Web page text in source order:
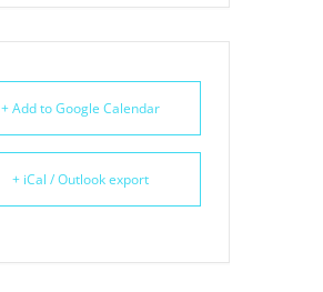
+ Add to Google Calendar
+ iCal / Outlook export